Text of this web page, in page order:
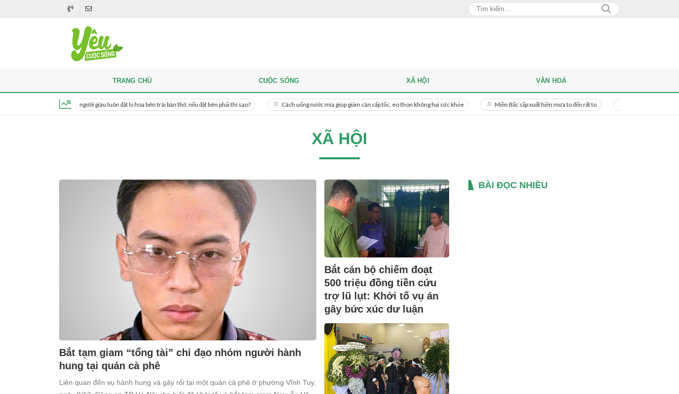
Khi thắp hương, người giàu luôn đặt lọ hoa bên trái bàn thờ, nếu đặt bên phải thì sao? Cách uống nước mía giúp giảm cân cấp tốc, eo thon không hại sức khỏe Miền Bắc sắp xuất hiện mưa to đến rất to Danh tính người phụ nữ bị bạn
TRANG CHỦ CUỘC SỐNG XÃ HỘI VĂN HOÁ
XÃ HỘI
Bắt tạm giam “tổng tài” chỉ đạo nhóm người hành
hung tại quán cà phê
Liên quan đến vụ hành hung và gây rối tại một quán cà phê ở phường Vĩnh Tuy,
Bắt cán bộ chiếm đoạt
500 triệu đồng tiền cứu
trợ lũ lụt: Khởi tố vụ án
gây bức xúc dư luận
BÀI ĐỌC NHIỀU